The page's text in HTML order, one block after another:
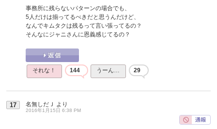
事務所に残らないパターンの場合でも、
5人だけは揃ってるべきだと思うんだけど、
なんでキムタクは残るって言い張ってるの？
そんなにジャニさんに恩義感じてるの？
それな！ 144 うーん… 29
17 名無しだＪ より
2016年1月15日 6:38 PM